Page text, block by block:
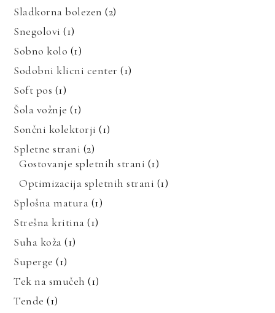
Sladkorna bolezen (2)
Snegolovi (1)
Sobno kolo (1)
Sodobni klicni center (1)
Soft pos (1)
Šola vožnje (1)
Sončni kolektorji (1)
Spletne strani (2)
Gostovanje spletnih strani (1)
Optimizacija spletnih strani (1)
Splošna matura (1)
Strešna kritina (1)
Suha koža (1)
Superge (1)
Tek na smučeh (1)
Tende (1)